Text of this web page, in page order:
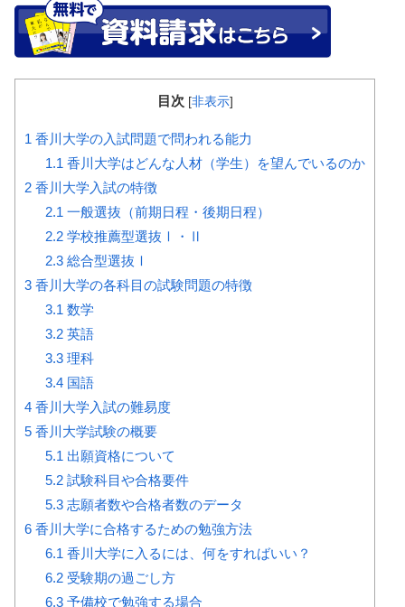
目次 [非表示]
1 香川大学の入試問題で問われる能力
1.1 香川大学はどんな人材（学生）を望んでいるのか
2 香川大学入試の特徴
2.1 一般選抜（前期日程・後期日程）
2.2学校推薦型選抜Ⅰ・Ⅱ
2.3総合型選抜Ⅰ
3 香川大学の各科目の試験問題の特徴
3.1 数学
3.2英語
3.3理科
3.4国語
4 香川大学入試の難易度
5 香川大学試験の概要
5.1 出願資格について
5.2試験科目や合格要件
5.3志願者数や合格者数のデータ
6 香川大学に合格するための勉強方法
6.1 香川大学に入るには、何をすればいい？
6.2受験期の過ごし方
6.3予備校で勉強する場合